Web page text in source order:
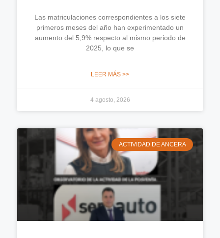
Las matriculaciones correspondientes a los siete
primeros meses del año han experimentado un
aumento del 5,9% respecto al mismo periodo de
2025, lo que se
LEER MÁS >>
4 agosto, 2026
ACTIVIDAD DE ANCERA